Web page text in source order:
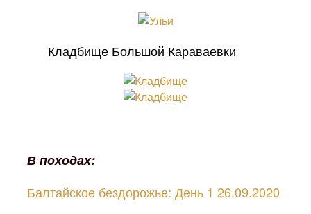
Кладбище Большой Караваевки
В походах:
Балтайское бездорожье: День 1 26.09.2020